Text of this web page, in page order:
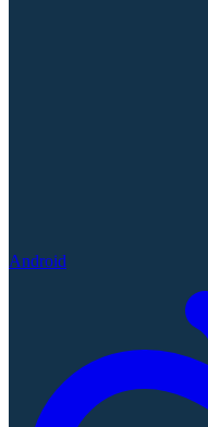
Android